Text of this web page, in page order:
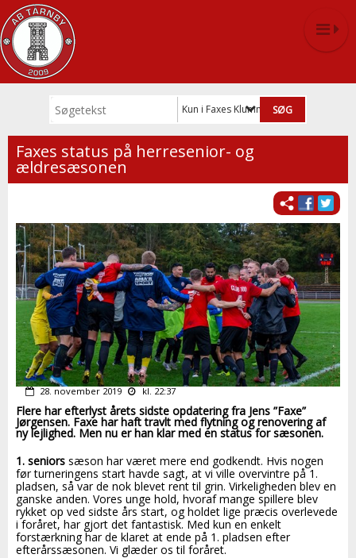
Kun i Faxes Klumme
Faxes status på herresenior- og
ældresæsonen
28. november 2019 kl. 22:37
Flere har efterlyst årets sidste opdatering fra Jens ”Faxe”
Jørgensen. Faxe har haft travlt med flytning og renovering af
ny lejlighed. Men nu er han klar med en status for sæsonen.
1. seniors sæson har været mere end godkendt. Hvis nogen
før turneringens start havde sagt, at vi ville overvintre på 1.
pladsen, så var de nok blevet rent til grin. Virkeligheden blev en
ganske anden. Vores unge hold, hvoraf mange spillere blev
rykket op ved sidste års start, og holdet lige præcis overlevede
i foråret, har gjort det fantastisk. Med kun en enkelt
forstærkning har de klaret at ende på 1. pladsen efter
efterårssæsonen. Vi glæder os til foråret.